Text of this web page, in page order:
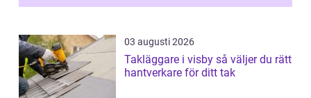
03 augusti 2026
Takläggare i visby så väljer du rätt
hantverkare för ditt tak